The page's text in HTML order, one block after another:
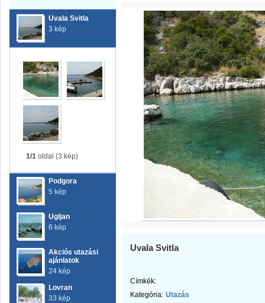
Uvala Svitla
3 kép
1/1 oldal (3 kép)
Podgora
5 kép
Ugljan
6 kép
Akciós utazási
ajánlatok
24 kép
Lovran
33 kép
Uvala Svitla
Címkék:
Kategória: Utazás